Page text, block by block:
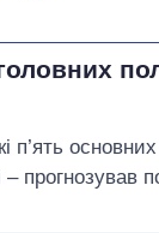
п’ять
прогнозував